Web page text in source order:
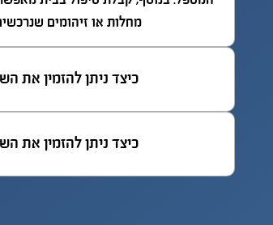
מחלות או זיהומים
כיצד ניתן להזמין את
כיצד ניתן להזמין את
ועידית הנילאה הבינה מייד